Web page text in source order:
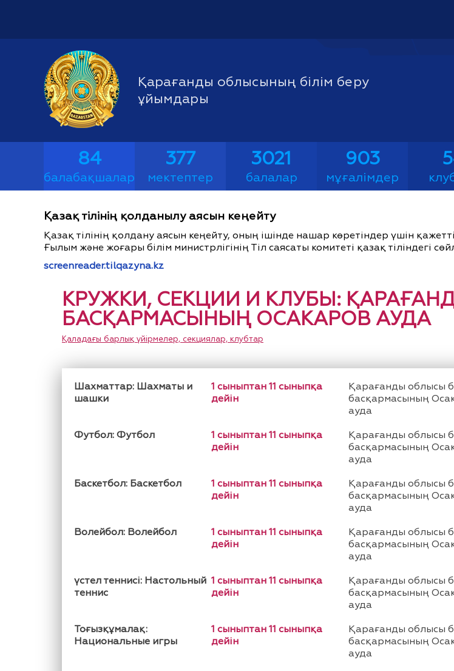
Қарағанды облысының білім беру
ұйымдары
84
балабақшалар
377
мектептер
3021
балалар
903
мұғалімдер
Қазақ тілінің қолданылу аясын кеңейту
Қазақ тілінің қолдану аясын кеңейту, оның ішінде нашар көретіндер үшін
Ғылым және жоғары білім министрлігінің Тіл саясаты комитеті қазақ тіліндегі
screenreader.tilqazyna.kz
КРУЖКИ, СЕКЦИИ И КЛУБЫ:
БАСҚАРМАСЫНЫҢ ОСАКАРОВ АУДА
Қаладағы барлық үйірмелер, секциялар, клубтар
Шахматтар: Шахматы и
шашки
1 сыныптан 11 сыныпқа
дейін
Қарағанды облысы
басқармасының
ауда
Футбол: Футбол
1 сыныптан 11 сыныпқа
дейін
Қарағанды облысы
басқармасының
ауда
Баскетбол: Баскетбол
1 сыныптан 11 сыныпқа
дейін
Қарағанды облысы
басқармасының
ауда
Волейбол: Волейбол
1 сыныптан 11 сыныпқа
дейін
Қарағанды облысы
басқармасының
ауда
үстел теннисі: Настольный
теннис
1 сыныптан 11 сыныпқа
дейін
Қарағанды облысы
басқармасының
ауда
Тоғызқұмалақ:
Национальные игры
1 сыныптан 11 сыныпқа
дейін
Қарағанды облысы
басқармасының
ауда